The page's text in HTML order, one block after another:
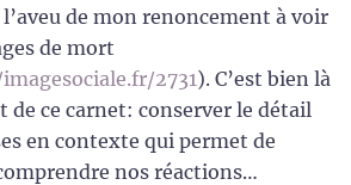
l’aveu de mon renoncement à voir
de mort
2731). C’est bien là
de ce carnet: conserver le détail
en contexte qui permet de
nos réactions…